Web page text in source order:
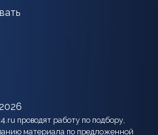
проводят работу по подбору,
материала по предложенной